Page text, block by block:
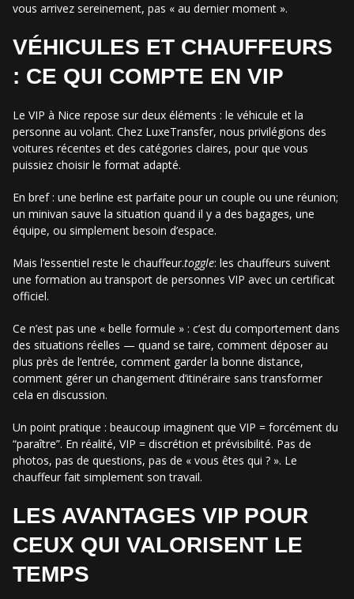
vous arrivez sereinement, pas « au dernier moment ».
VÉHICULES ET CHAUFFEURS
: CE QUI COMPTE EN VIP
Le VIP à Nice repose sur deux éléments : le véhicule et la
personne au volant. Chez LuxeTransfer, nous privilégions des
voitures récentes et des catégories claires, pour que vous
puissiez choisir le format adapté.
En bref : une berline est parfaite pour un couple ou une réunion;
un minivan sauve la situation quand il y a des bagages, une
équipe, ou simplement besoin d’espace.
Mais l’essentiel reste le chauffeur.toggle: les chauffeurs suivent
une formation au transport de personnes VIP avec un certificat
officiel.
Ce n’est pas une « belle formule » : c’est du comportement dans
des situations réelles — quand se taire, comment déposer au
plus près de l’entrée, comment garder la bonne distance,
comment gérer un changement d’itinéraire sans transformer
cela en discussion.
Un point pratique : beaucoup imaginent que VIP = forcément du
“paraître”. En réalité, VIP = discrétion et prévisibilité. Pas de
photos, pas de questions, pas de « vous êtes qui ? ». Le
chauffeur fait simplement son travail.
LES AVANTAGES VIP POUR
CEUX QUI VALORISENT LE
TEMPS